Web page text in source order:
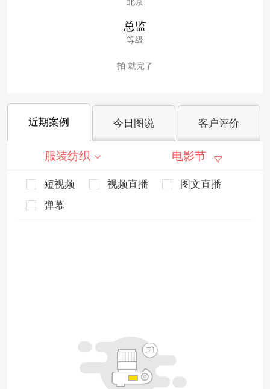
北京
总监
等级
拍 就完了
近期案例 今日图说 客户评价
服装纺织 电影节
短视频 视频直播
图文直播
弹幕